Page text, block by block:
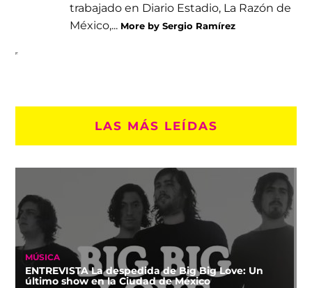
trabajado en Diario Estadio, La Razón de
México,... More by Sergio Ramírez
LAS MÁS LEÍDAS
MÚSICA
ENTREVISTA La despedida de Big Big Love: Un
último show en la Ciudad de México